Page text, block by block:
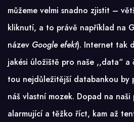
můžeme velmi snadno zjistit –
kliknutí, a to právě například na
název Google efekt). Internet tak
jakési úložiště pro naše ,,data“ a
tou nejdůležitější databankou by
náš vlastní mozek. Dopad na naši
alarmující a těžko říct, kam až